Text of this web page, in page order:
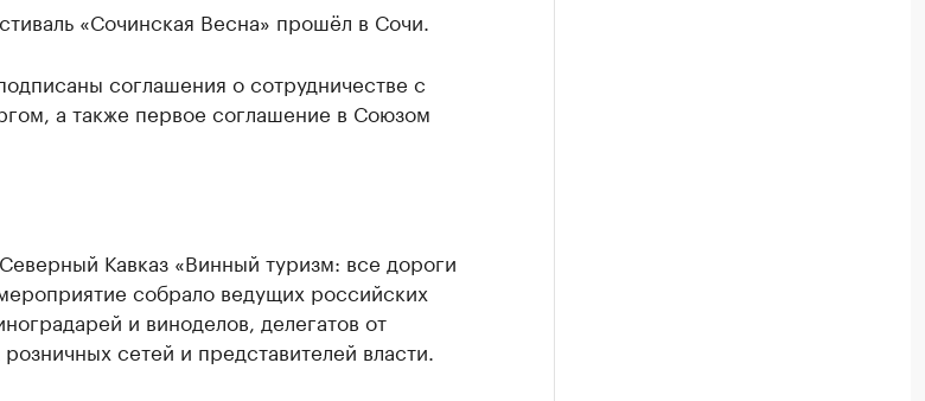
«Сочинская Весна» прошёл в Сочи.
соглашения о сотрудничестве с
а также первое соглашение в Союзом
Кавказ «Винный туризм: все дороги
собрало ведущих российских
и виноделов, делегатов от
сетей и представителей власти.